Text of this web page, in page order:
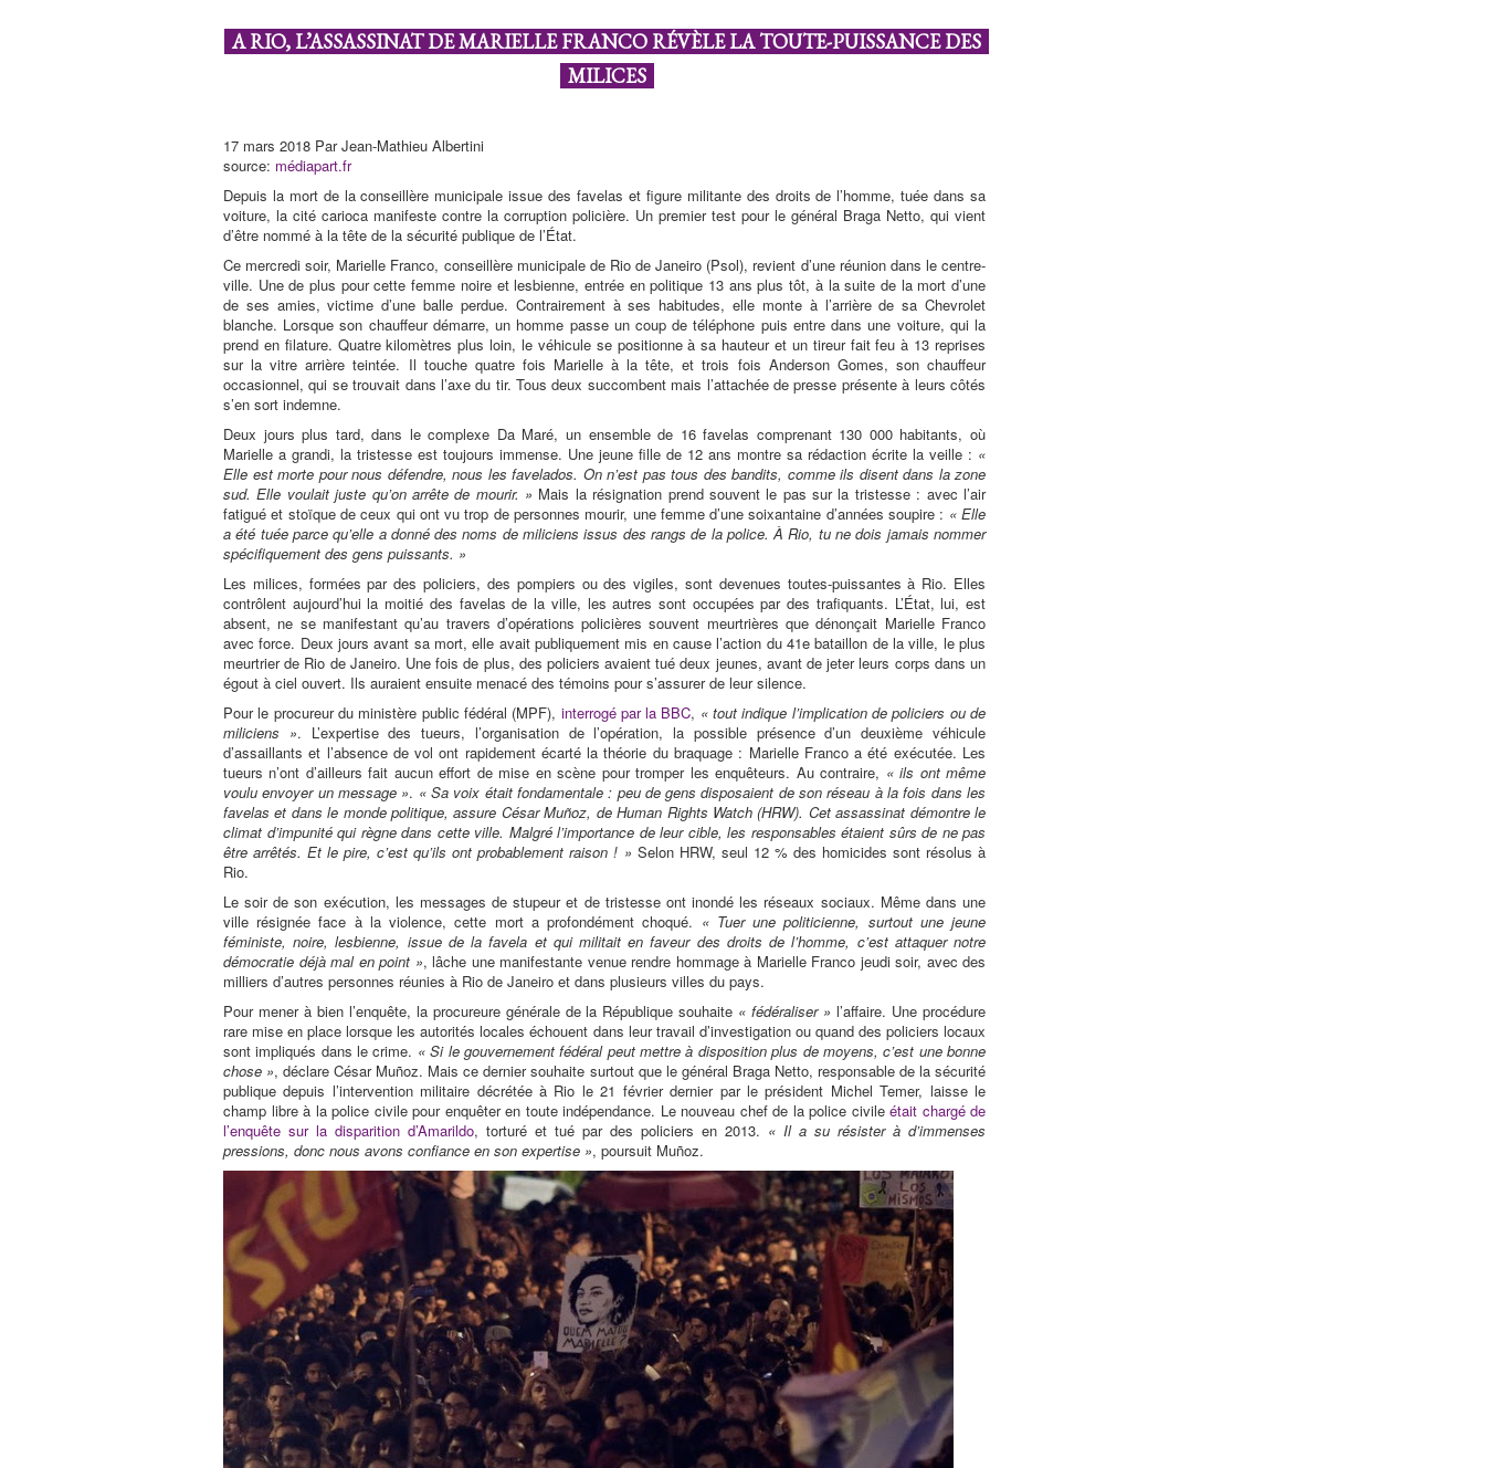
A RIO, L’ASSASSINAT DE MARIELLE FRANCO RÉVÈLE LA TOUTE-PUISSANCE DES
MILICES
17 mars 2018 Par Jean-Mathieu Albertini
source: médiapart.fr
Depuis la mort de la conseillère municipale issue des favelas et figure militante des droits de l’homme, tuée dans sa
voiture, la cité carioca manifeste contre la corruption policière. Un premier test pour le général Braga Netto, qui vient
d’être nommé à la tête de la sécurité publique de l’État.
Ce mercredi soir, Marielle Franco, conseillère municipale de Rio de Janeiro (Psol), revient d’une réunion dans le centre-
ville. Une de plus pour cette femme noire et lesbienne, entrée en politique 13 ans plus tôt, à la suite de la mort d’une
de ses amies, victime d’une balle perdue. Contrairement à ses habitudes, elle monte à l’arrière de sa Chevrolet
blanche. Lorsque son chauffeur démarre, un homme passe un coup de téléphone puis entre dans une voiture, qui la
prend en filature. Quatre kilomètres plus loin, le véhicule se positionne à sa hauteur et un tireur fait feu à 13 reprises
sur la vitre arrière teintée. Il touche quatre fois Marielle à la tête, et trois fois Anderson Gomes, son chauffeur
occasionnel, qui se trouvait dans l’axe du tir. Tous deux succombent mais l’attachée de presse présente à leurs côtés
s’en sort indemne.
Deux jours plus tard, dans le complexe Da Maré, un ensemble de 16 favelas comprenant 130 000 habitants, où
Marielle a grandi, la tristesse est toujours immense. Une jeune fille de 12 ans montre sa rédaction écrite la veille : «
Elle est morte pour nous défendre, nous les favelados. On n’est pas tous des bandits, comme ils disent dans la zone
sud. Elle voulait juste qu’on arrête de mourir. » Mais la résignation prend souvent le pas sur la tristesse : avec l’air
fatigué et stoïque de ceux qui ont vu trop de personnes mourir, une femme d’une soixantaine d’années soupire : « Elle
a été tuée parce qu’elle a donné des noms de miliciens issus des rangs de la police. À Rio, tu ne dois jamais nommer
spécifiquement des gens puissants. »
Les milices, formées par des policiers, des pompiers ou des vigiles, sont devenues toutes-puissantes à Rio. Elles
contrôlent aujourd’hui la moitié des favelas de la ville, les autres sont occupées par des trafiquants. L’État, lui, est
absent, ne se manifestant qu’au travers d’opérations policières souvent meurtrières que dénonçait Marielle Franco
avec force. Deux jours avant sa mort, elle avait publiquement mis en cause l’action du 41e bataillon de la ville, le plus
meurtrier de Rio de Janeiro. Une fois de plus, des policiers avaient tué deux jeunes, avant de jeter leurs corps dans un
égout à ciel ouvert. Ils auraient ensuite menacé des témoins pour s’assurer de leur silence.
Pour le procureur du ministère public fédéral (MPF), interrogé par la BBC, « tout indique l’implication de policiers ou de
miliciens ». L’expertise des tueurs, l’organisation de l’opération, la possible présence d’un deuxième véhicule
d’assaillants et l’absence de vol ont rapidement écarté la théorie du braquage : Marielle Franco a été exécutée. Les
tueurs n’ont d’ailleurs fait aucun effort de mise en scène pour tromper les enquêteurs. Au contraire, « ils ont même
voulu envoyer un message ». « Sa voix était fondamentale : peu de gens disposaient de son réseau à la fois dans les
favelas et dans le monde politique, assure César Muñoz, de Human Rights Watch (HRW). Cet assassinat démontre le
climat d’impunité qui règne dans cette ville. Malgré l’importance de leur cible, les responsables étaient sûrs de ne pas
être arrêtés. Et le pire, c’est qu’ils ont probablement raison ! » Selon HRW, seul 12 % des homicides sont résolus à
Rio.
Le soir de son exécution, les messages de stupeur et de tristesse ont inondé les réseaux sociaux. Même dans une
ville résignée face à la violence, cette mort a profondément choqué. « Tuer une politicienne, surtout une jeune
féministe, noire, lesbienne, issue de la favela et qui militait en faveur des droits de l’homme, c’est attaquer notre
démocratie déjà mal en point », lâche une manifestante venue rendre hommage à Marielle Franco jeudi soir, avec des
milliers d’autres personnes réunies à Rio de Janeiro et dans plusieurs villes du pays.
Pour mener à bien l’enquête, la procureure générale de la République souhaite « fédéraliser » l’affaire. Une procédure
rare mise en place lorsque les autorités locales échouent dans leur travail d’investigation ou quand des policiers locaux
sont impliqués dans le crime. « Si le gouvernement fédéral peut mettre à disposition plus de moyens, c’est une bonne
chose », déclare César Muñoz. Mais ce dernier souhaite surtout que le général Braga Netto, responsable de la sécurité
publique depuis l’intervention militaire décrétée à Rio le 21 février dernier par le président Michel Temer, laisse le
champ libre à la police civile pour enquêter en toute indépendance. Le nouveau chef de la police civile était chargé de
l’enquête sur la disparition d’Amarildo, torturé et tué par des policiers en 2013. « Il a su résister à d’immenses
pressions, donc nous avons confiance en son expertise », poursuit Muñoz.